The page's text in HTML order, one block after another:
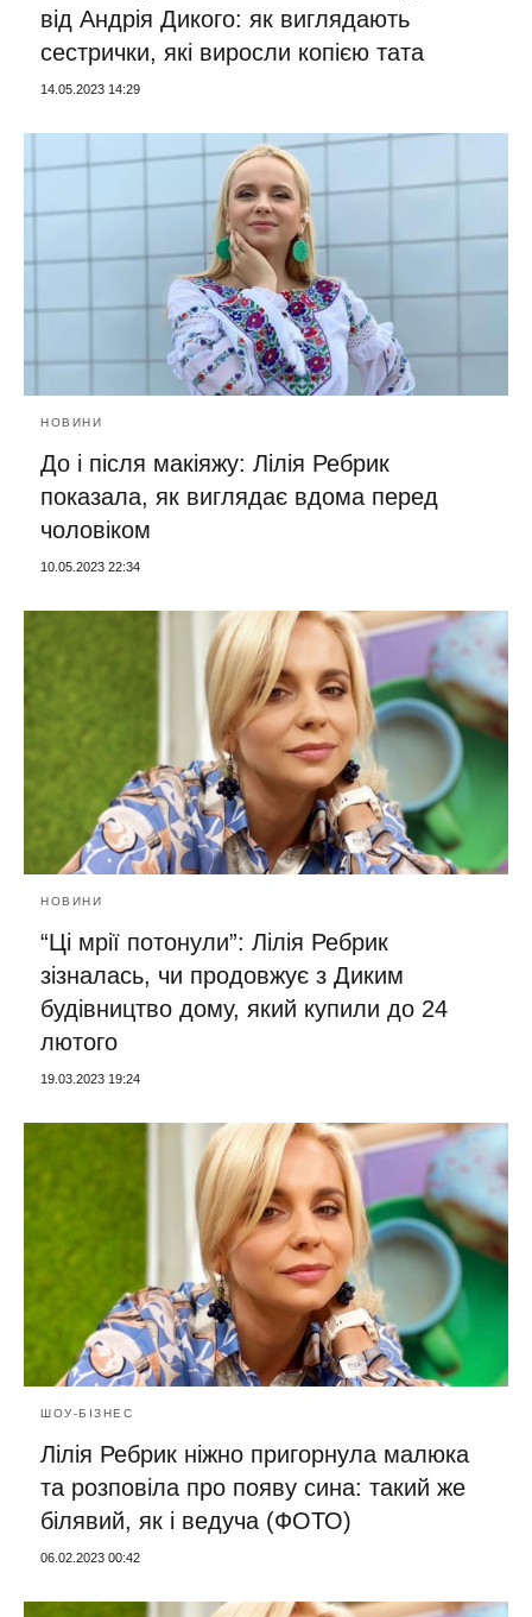
від Андрія Дикого: як виглядають
сестрички, які виросли копією тата
14.05.2023 14:29
НОВИНИ
До і після макіяжу: Лілія Ребрик
показала, як виглядає вдома перед
чоловіком
10.05.2023 22:34
НОВИНИ
“Ці мрії потонули”: Лілія Ребрик
зізналась, чи продовжує з Диким
будівництво дому, який купили до 24
лютого
19.03.2023 19:24
ШОУ-БІЗНЕС
Лілія Ребрик ніжно пригорнула малюка
та розповіла про появу сина: такий же
білявий, як і ведуча (ФОТО)
06.02.2023 00:42